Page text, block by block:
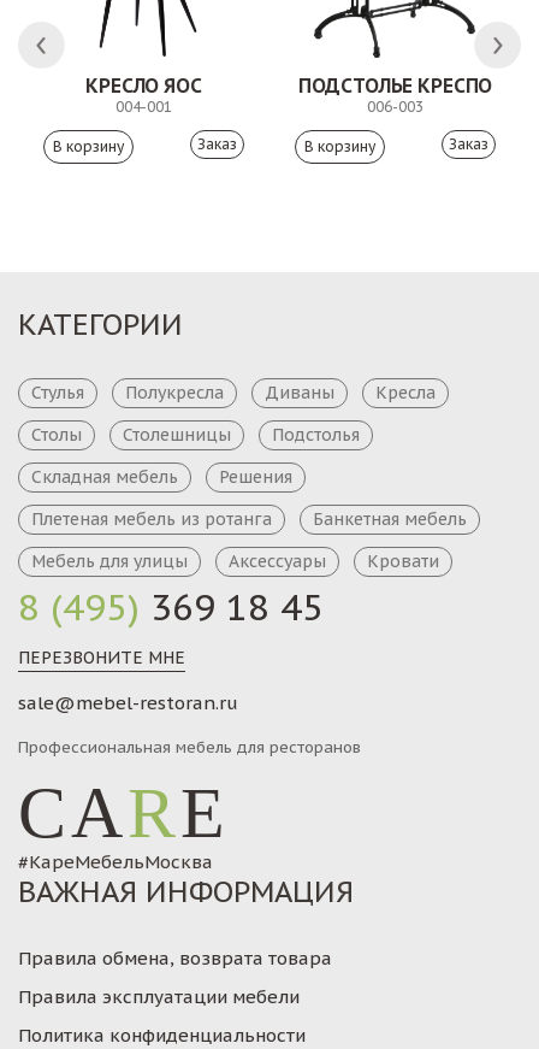
КРЕСЛО ЯОС
004-001
Заказ
ПОДСТОЛЬЕ КРЕСПО
006-003
Заказ
8 (495) 369 18 45
ПЕРЕЗВОНИТЕ МНЕ
sale@mebel-restoran.ru
Профессиональная мебель для ресторанов
CARE
#КареМебельМосква
КАТЕГОРИИ
Стулья Полукресла Диваны
Кресла
Столы
Столешницы
Подстолья
Складная мебель
Решения
Плетеная мебель из ротанга
Банкетная мебель
Мебель для улицы
Аксессуары Кровати
ВАЖНАЯ ИНФОРМАЦИЯ
Правила обмена, возврата товара
Правила эксплуатации мебели
Политика конфиденциальности